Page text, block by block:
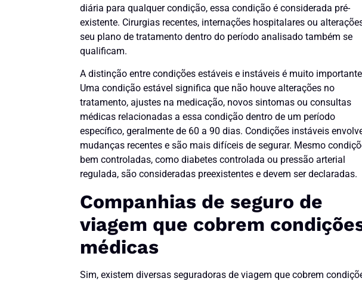
diária para qualquer condição, essa condição é considerada pré-
existente. Cirurgias recentes, internações hospitalares ou
seu plano de tratamento dentro do período analisado também se
qualificam.
A distinção entre condições estáveis e instáveis é muito
Uma condição estável significa que não houve alterações no
tratamento, ajustes na medicação, novos sintomas ou consultas
médicas relacionadas a essa condição dentro de um período
específico, geralmente de 60 a 90 dias. Condições instáveis
mudanças recentes e são mais difíceis de segurar. Mesmo
bem controladas, como diabetes controlada ou pressão arterial
regulada, são consideradas preexistentes e devem ser declaradas.
Companhias de seguro de
viagem que cobrem
médicas
Sim, existem diversas seguradoras de viagem que cobrem